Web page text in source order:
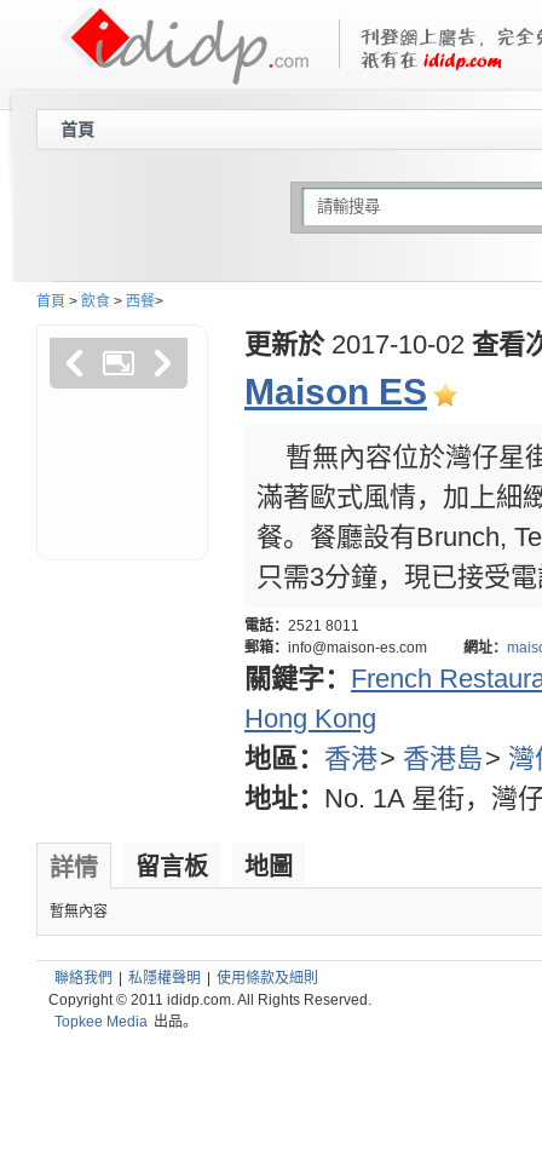
首頁
首頁 > 飲食 > 西餐>
更新於2017-10-02 查看
Maison ES
暫無內容位於灣仔星
滿著歐式風情，加上細
餐。餐廳設有Brunch,
只需3分鐘，現已接受
電話： 2521 8011
郵箱： info@maison-es.com 網址：
關鍵字： French
Hong Kong
地區： 香港> 香港島> 灣
地址： No. 1A 星街，灣
詳情 留言板 地圖
暫無內容
聯絡我們 私隱權聲明
使用條款及細則
Copyright © 2011 ididp.com. All Rights Reserved.
Topkee Media 出品。